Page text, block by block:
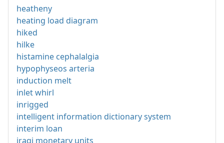
heatheny
heating load diagram
hiked
hilke
histamine cephalalgia
hypophyseos arteria
induction melt
inlet whirl
inrigged
intelligent information dictionary system
interim loan
iraqi monetary units